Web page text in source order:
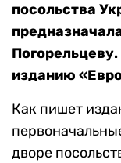
посольства
изданию
Как пишет
дворе